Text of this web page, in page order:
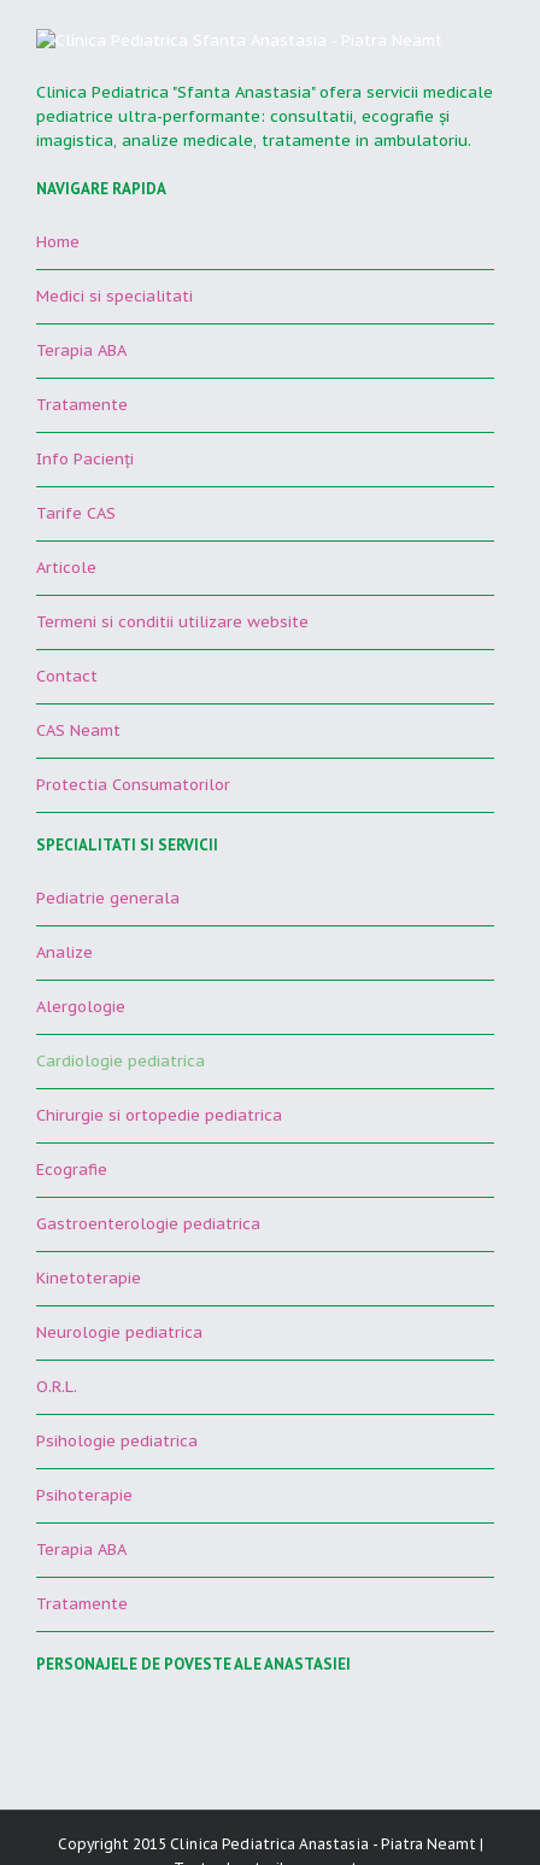
Clinica Pediatrica "Sfanta Anastasia" ofera servicii medicale
pediatrice ultra-performante: consultatii, ecografie şi
imagistica, analize medicale, tratamente in ambulatoriu.
NAVIGARE RAPIDA
Home
Medici si specialitati
Terapia ABA
Tratamente
Info Pacienţi
Tarife CAS
Articole
Termeni si conditii utilizare website
Contact
CAS Neamt
Protectia Consumatorilor
SPECIALITATI SI SERVICII
Pediatrie generala
Analize
Alergologie
Cardiologie pediatrica
Chirurgie si ortopedie pediatrica
Ecografie
Gastroenterologie pediatrica
Kinetoterapie
Neurologie pediatrica
O.R.L.
Psihologie pediatrica
Psihoterapie
Terapia ABA
Tratamente
PERSONAJELE DE POVESTE ALE ANASTASIEI
Copyright 2015 Clinica Pediatrica Anastasia - Piatra Neamt |